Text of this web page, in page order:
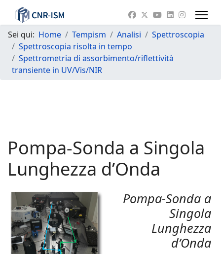
Sei qui: Home Tempism Analisi
Spettroscopia
Spettroscopia risolta in tempo
Spettrometria di assorbimento/riflettività
transiente in UV/Vis/NIR
Pompa-Sonda a Singola
Lunghezza d’Onda
Pompa-Sonda a
Singola
Lunghezza
d’Onda